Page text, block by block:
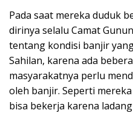
Pada saat mereka duduk
dirinya selalu Camat
tentang kondisi banjir
Sahilan, karena ada
masyarakatnya perlu
oleh banjir. Seperti
bisa bekerja karena